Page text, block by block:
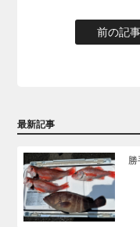
前の記事
最新記事